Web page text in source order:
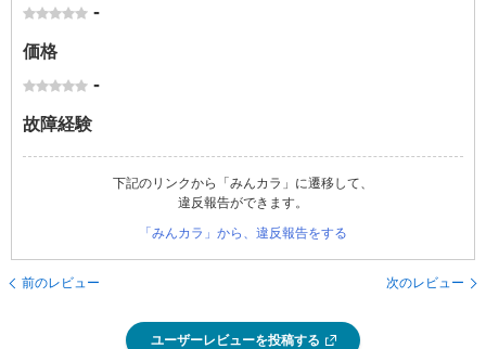
-
価格
-
故障経験
下記のリンクから「みんカラ」に遷移して、
違反報告ができます。
「みんカラ」から、違反報告をする
前のレビュー 次のレビュー
ユーザーレビューを投稿する